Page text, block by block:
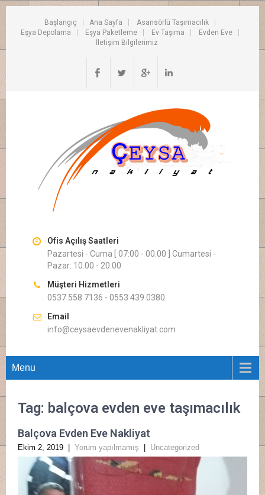
Başlangıç Ana Sayfa
Asansörlü Taşımacılık
Eşya Depolama
Eşya Paketleme Ev Taşıma
Evden Eve
İletişim Bilgilerimiz
Ofis Açılış Saatleri
Pazartesi - Cuma [ 07:00 - 00.00 ] Cumartesi -
Pazar: 10.00 - 20.00
Müşteri Hizmetleri
0537 558 7136 - 0553 439 0380
Email
info@ceysaevdenevenakliyat.com
Menu
Tag: balçova evden eve taşımacılık
Balçova Evden Eve Nakliyat
Ekim 2, 2019 Yorum yapılmamış Uncategorized